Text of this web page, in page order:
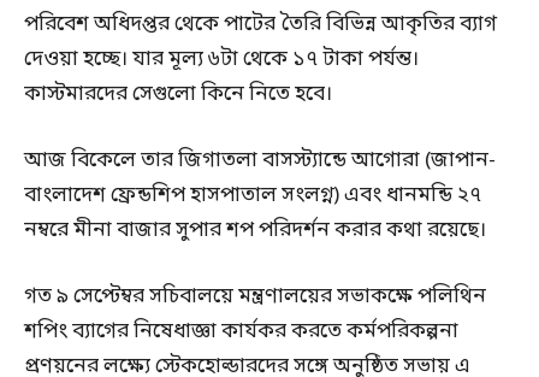
পরিবেশ অধিদপ্তর থেকে পাটের তৈরি বিভিন্ন আকৃতির ব্যাগ
দেওয়া হচ্ছে। যার মূল্য ৬টা থেকে ১৭ টাকা পর্যন্ত।
কাস্টমারদের সেগুলো কিনে নিতে হবে।
আজ বিকেলে তার জিগাতলা বাসস্ট্যান্ডে আগোরা (জাপান-
বাংলাদেশ ফ্রেন্ডশিপ হাসপাতাল সংলগ্ন) এবং ধানমন্ডি ২৭
নম্বরে মীনা বাজার সুপার শপ পরিদর্শন করার কথা রয়েছে।
গত ৯ সেপ্টেম্বর সচিবালয়ে মন্ত্রণালয়ের সভাকক্ষে পলিথিন
শপিং ব্যাগের নিষেধাজ্ঞা কার্যকর করতে কর্মপরিকল্পনা
প্রণয়নের লক্ষ্যে স্টেকহোল্ডারদের সঙ্গে অনুষ্ঠিত সভায় এ